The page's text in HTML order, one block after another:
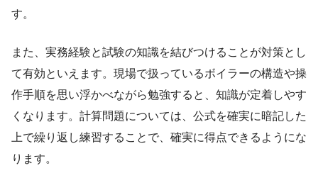
す。
また、実務経験と試験の知識を結びつけることが対策とし
て有効といえます。現場で扱っているボイラーの構造や操
作手順を思い浮かべながら勉強すると、知識が定着しやす
くなります。計算問題については、公式を確実に暗記した
上で繰り返し練習することで、確実に得点できるようにな
ります。